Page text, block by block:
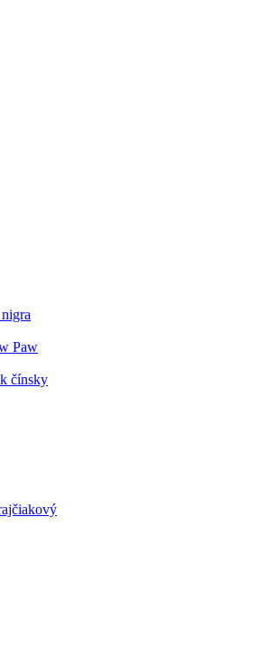
Paw
čínsky